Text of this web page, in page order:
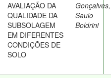
AVALIAÇÃO DA
QUALIDADE DA
SUBSOLAGEM
EM DIFERENTES
CONDIÇÕES DE
SOLO
Gonçalves,
Saulo
Boldrini